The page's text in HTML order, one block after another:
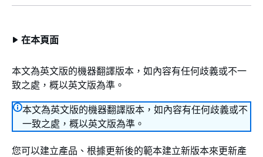
在本頁面
本文為英文版的機器翻譯版本，如內容有任何歧義或不一
致之處，概以英文版為準。
本文為英文版的機器翻譯版本，如內容有任何歧義或不
一致之處，概以英文版為準。
您可以建立產品、根據更新後的範本建立新版本來更新產